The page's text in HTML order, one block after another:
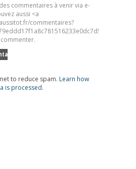
commentaires à venir via e-
aussi <a
commentaires?
to reduce spam. Learn how
is processed.